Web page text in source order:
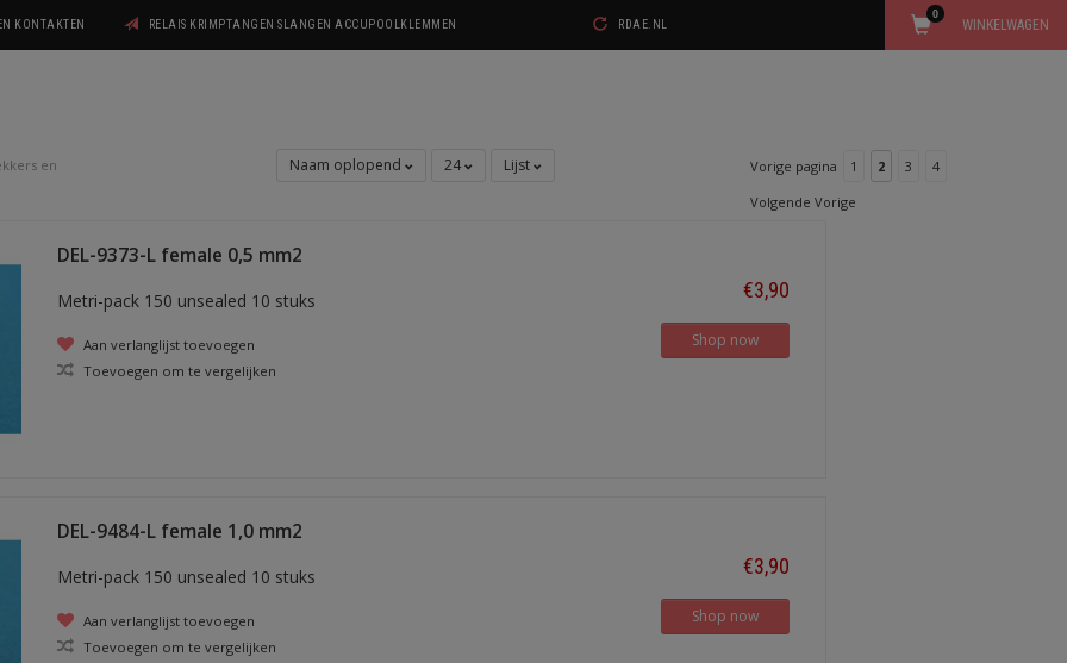
KONTAKTEN RELAIS KRIMPTANGEN SLANGEN ACCUPOOLKLEMMEN RDAE.NL WINKELWAGEN
0
en Naam oplopend 24 Lijst Vorige pagina 1 2 3
4
Volgende Vorige
DEL-9373-L female 0,5 mm2
Metri-pack 150 unsealed 10 stuks
Aan verlanglijst toevoegen
Toevoegen om te vergelijken
€3,90
Shop now
DEL-9484-L female 1,0 mm2
Metri-pack 150 unsealed 10 stuks
Aan verlanglijst toevoegen
Toevoegen om te vergelijken
€3,90
Shop now